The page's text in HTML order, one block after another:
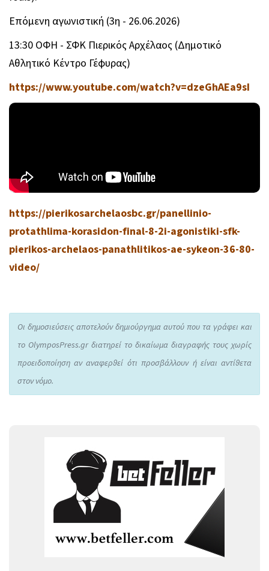
Επόμενη αγωνιστική (3η - 26.06.2026)
13:30 ΟΦΗ - ΣΦΚ Πιερικός Αρχέλαος (Δημοτικό
Αθλητικό Κέντρο Γέφυρας)
https://www.youtube.com/watch?v=dzeGhAEa9sI
https://pierikosarchelaosbc.gr/panellinio-
protathlima-korasidon-final-8-2i-agonistiki-sfk-
pierikos-archelaos-panathlitikos-ae-sykeon-36-80-
video/
Οι δημοσιεύσεις αποτελούν δημιούργημα αυτού που τα γράφει και
το OlymposPress.gr διατηρεί το δικαίωμα διαγραφής τους χωρίς
προειδοποίηση αν αναφερθεί ότι προσβάλλουν ή είναι αντίθετα
στον νόμο.